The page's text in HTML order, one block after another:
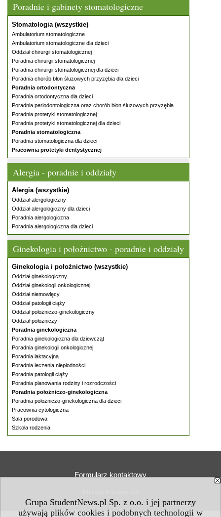
Grupa StudentNews.pl Sp. z o.o. i jej partnerzy
używają plików cookies i podobnych technologii w
Poradnie i gabinety stomatologiczne
Stomatologia (wszystkie)
Ambulatorium stomatologiczne
Ambulatorium stomatologiczne dla dzieci
Oddział chirurgii stomatologicznej
Poradnia chirurgii stomatologicznej
Poradnia chirurgii stomatologicznej dla dzieci
Poradnia chorób błon śluzowych przyzębia dla dzieci
Poradnia ortodontyczna
Poradnia ortodontyczna dla dzieci
Poradnia periodontologiczna oraz chorób błon śluzowych przyzębia
Poradnia protetyki stomatologicznej
Poradnia protetyki stomatologicznej dla dzieci
Poradnia stomatologiczna
Poradnia stomatologiczna dla dzieci
Pracownia protetyki dentystycznej
Alergia - poradnie i oddziały
Alergia (wszystkie)
Oddział alergologiczny
Oddział alergologiczny dla dzieci
Poradnia alergologiczna
Poradnia alergologiczna dla dzieci
Ginekologia i położnictwo - poradnie i oddziały
Ginekologia i położnictwo (wszystkie)
Oddział ginekologiczny
Oddział ginekologii onkologicznej
Oddział niemowlęcy
Oddział patologii ciąży
Oddział położniczo-ginekologiczny
Oddział położniczy
Poradnia ginekologiczna
Poradnia ginekologiczna dla dziewcząt
Poradnia ginekologii onkologicznej
Poradnia laktacyjna
Poradnia leczenia niepłodności
Poradnia patologii ciąży
Poradnia planowania rodziny i rozrodczości
Poradnia położniczo-ginekologiczna
Poradnia położniczo-ginekologiczna dla dzieci
Pracownia cytologiczna
Sala porodowa
Szkoła rodzenia
Formularz kontaktowy